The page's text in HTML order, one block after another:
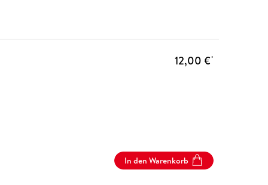
12,00 €*
In den Warenkorb